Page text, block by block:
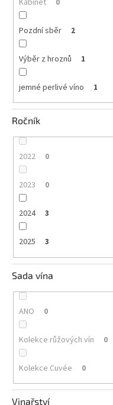
0
Pozdní sběr 2
Výběr z hroznů 1
jemné perlivé víno 1
Ročník
2022 0
2023 0
2024 3
2025 3
Sada vína
ANO 0
Kolekce růžových vín 0
Kolekce Cuvée 0
Vinařství